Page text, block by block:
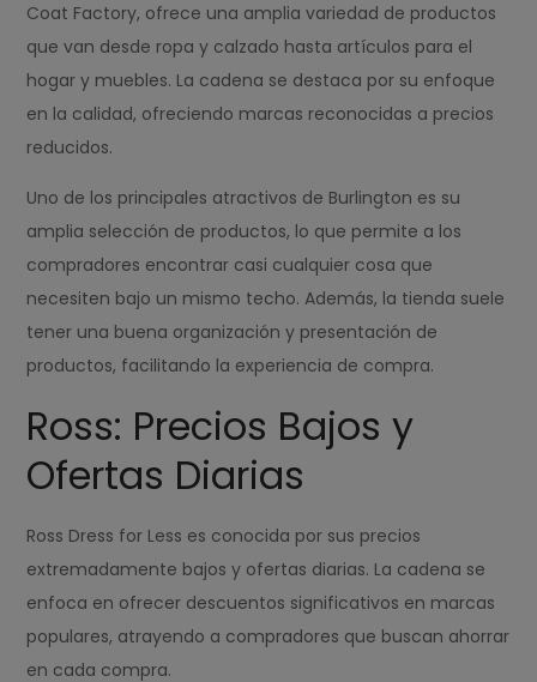
Coat Factory, ofrece una amplia variedad de productos
que van desde ropa y calzado hasta artículos para el
hogar y muebles. La cadena se destaca por su enfoque
en la calidad, ofreciendo marcas reconocidas a precios
reducidos.
Uno de los principales atractivos de Burlington es su
amplia selección de productos, lo que permite a los
compradores encontrar casi cualquier cosa que
necesiten bajo un mismo techo. Además, la tienda suele
tener una buena organización y presentación de
productos, facilitando la experiencia de compra.
Ross: Precios Bajos y
Ofertas Diarias
Ross Dress for Less es conocida por sus precios
extremadamente bajos y ofertas diarias. La cadena se
enfoca en ofrecer descuentos significativos en marcas
populares, atrayendo a compradores que buscan ahorrar
en cada compra.